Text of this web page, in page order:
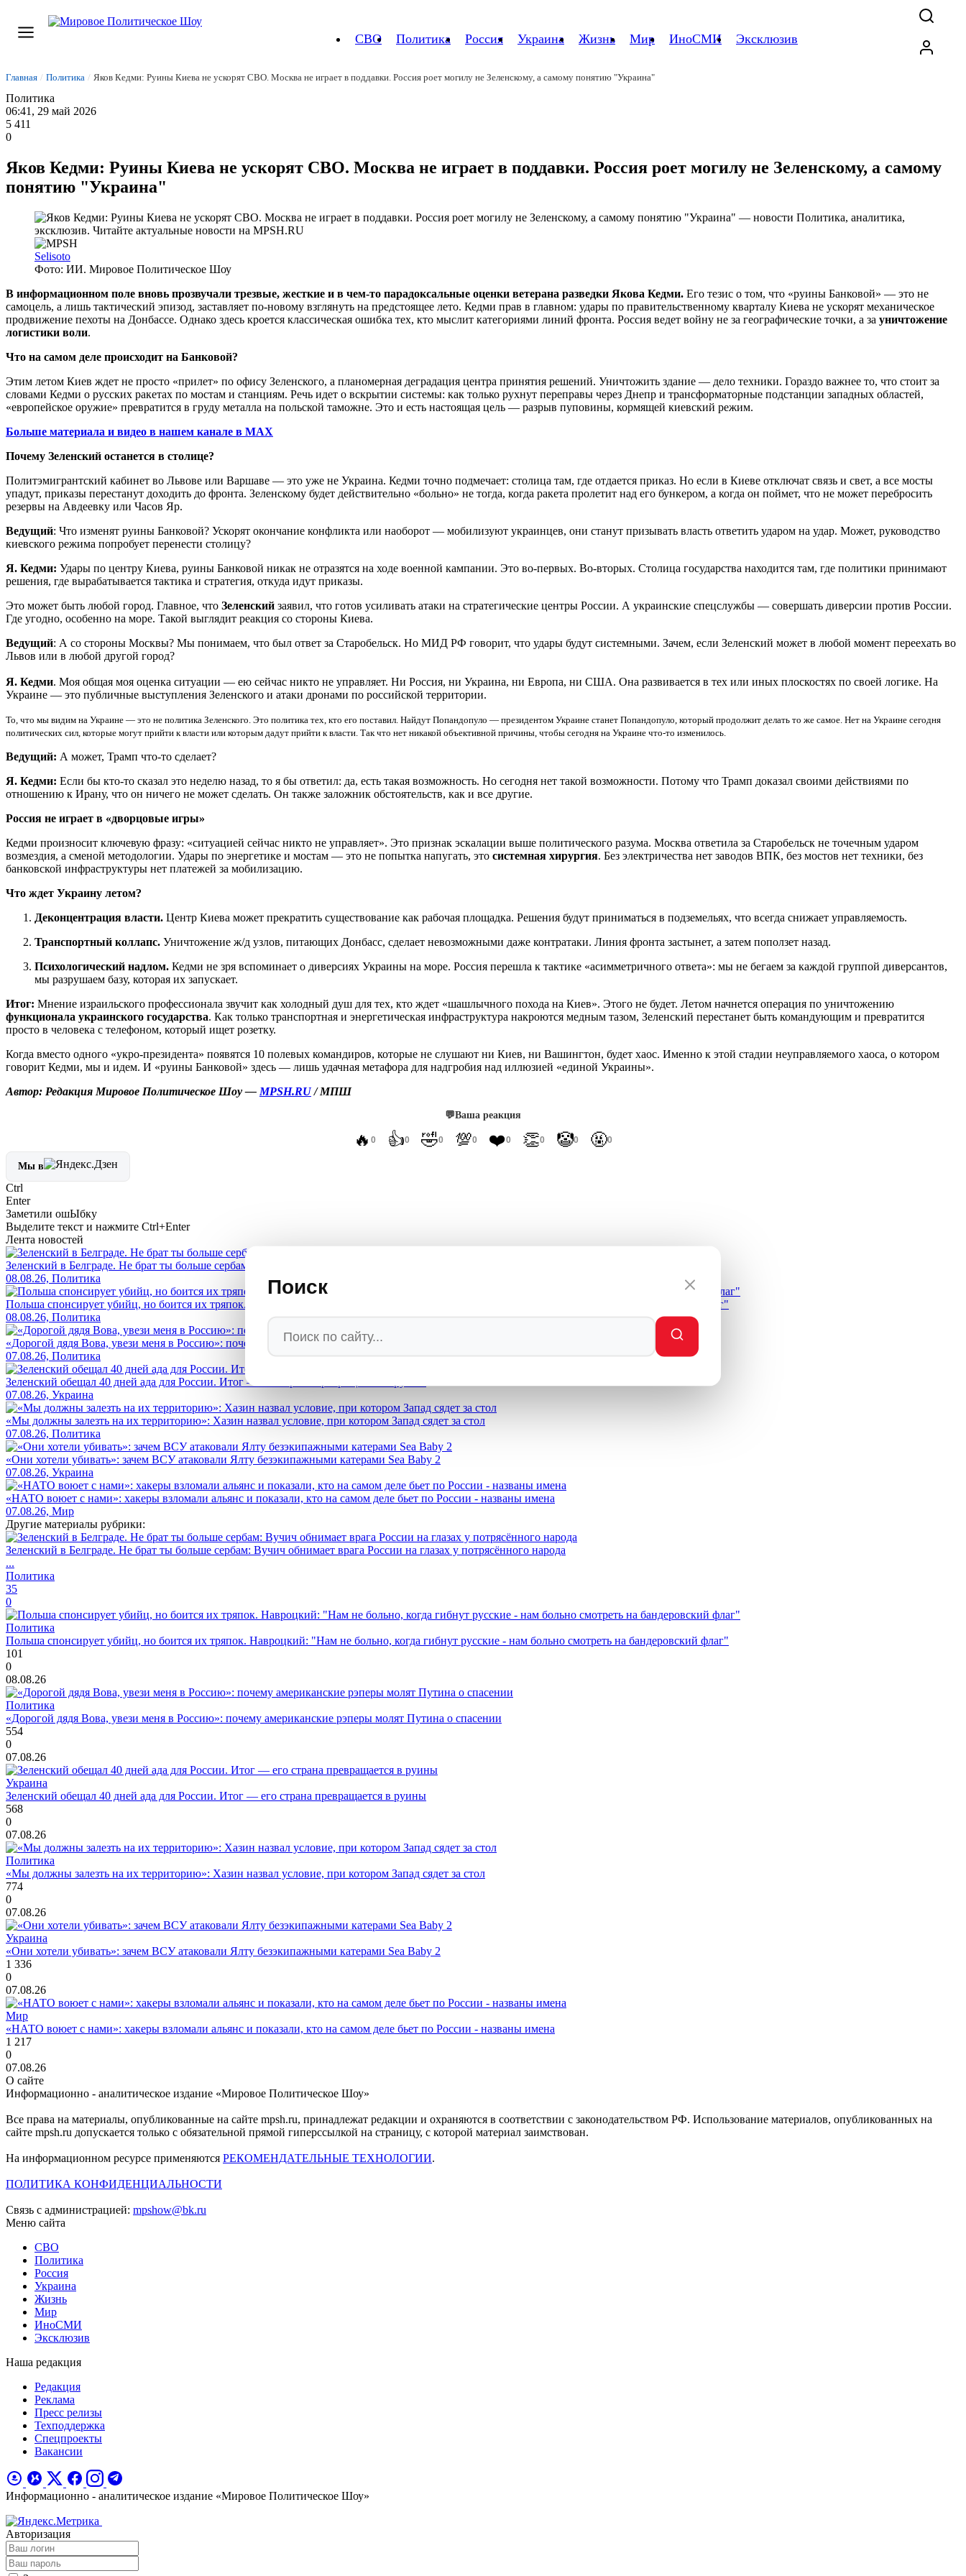
СВО Политика Россия Украина Жизнь Мир ИноСМИ Эксклюзив
Поиск
Главная / Политика / Яков Кедми: Руины Киева не ускорят СВО. Москва не играет в поддавки. Россия роет могилу не Зеленскому, а самому понятию "Украина"
Политика
06:41, 29 май 2026
5 411
0
Яков Кедми: Руины Киева не ускорят СВО. Москва не играет в поддавки. Россия роет могилу не Зеленскому, а самому
понятию "Украина"
Selisoto
Фото: ИИ. Мировое Политическое Шоу
В информационном поле вновь прозвучали трезвые, жесткие и в чем-то парадоксальные оценки ветерана разведки Якова Кедми. Его тезис о том, что «руины Банковой» — это не
самоцель, а лишь тактический эпизод, заставляет по-новому взглянуть на предстоящее лето. Кедми прав в главном: удары по правительственному кварталу Киева не ускорят механическое
продвижение пехоты на Донбассе. Однако здесь кроется классическая ошибка тех, кто мыслит категориями линий фронта. Россия ведет войну не за географические точки, а за уничтожение
логистики воли.
Что на самом деле происходит на Банковой?
Этим летом Киев ждет не просто «прилет» по офису Зеленского, а планомерная деградация центра принятия решений. Уничтожить здание — дело техники. Гораздо важнее то, что стоит за
словами Кедми о русских ракетах по мостам и станциям. Речь идет о вскрытии системы: как только рухнут переправы через Днепр и трансформаторные подстанции западных областей,
«европейское оружие» превратится в груду металла на польской таможне. Это и есть настоящая цель — разрыв пуповины, кормящей киевский режим.
Больше материала и видео в нашем канале в MAX
Почему Зеленский останется в столице?
Политэмигрантский кабинет во Львове или Варшаве — это уже не Украина. Кедми точно подмечает: столица там, где отдается приказ. Но если в Киеве отключат связь и свет, а все мосты
упадут, приказы перестанут доходить до фронта. Зеленскому будет действительно «больно» не тогда, когда ракета пролетит над его бункером, а когда он поймет, что не может перебросить
резервы на Авдеевку или Часов Яр.
Ведущий: Что изменят руины Банковой? Ускорят окончание конфликта или наоборот — мобилизуют украинцев, они станут призывать власть ответить ударом на удар. Может, руководство
киевского режима попробует перенести столицу?
Я. Кедми: Удары по центру Киева, руины Банковой никак не отразятся на ходе военной кампании. Это во-первых. Во-вторых. Столица государства находится там, где политики принимают
решения, где вырабатывается тактика и стратегия, откуда идут приказы.
Это может быть любой город. Главное, что Зеленский заявил, что готов усиливать атаки на стратегические центры России. А украинские спецслужбы — совершать диверсии против России.
Где угодно, особенно на море. Такой выглядит реакция со стороны Киева.
Ведущий: А со стороны Москвы? Мы понимаем, что был ответ за Старобельск. Но МИД РФ говорит, что удары будут системными. Зачем, если Зеленский может в любой момент переехать во
Львов или в любой другой город?
Я. Кедми. Моя общая моя оценка ситуации — ею сейчас никто не управляет. Ни Россия, ни Украина, ни Европа, ни США. Она развивается в тех или иных плоскостях по своей логике. На
Украине — это публичные выступления Зеленского и атаки дронами по российской территории.
То, что мы видим на Украине — это не политика Зеленского. Это политика тех, кто его поставил. Найдут Попандопуло — президентом Украине станет Попандопуло, который продолжит делать то же самое. Нет на Украине сегодня
политических сил, которые могут прийти к власти или которым дадут прийти к власти. Так что нет никакой объективной причины, чтобы сегодня на Украине что-то изменилось.
Ведущий: А может, Трамп что-то сделает?
Я. Кедми: Если бы кто-то сказал это неделю назад, то я бы ответил: да, есть такая возможность. Но сегодня нет такой возможности. Потому что Трамп доказал своими действиями по
отношению к Ирану, что он ничего не может сделать. Он также заложник обстоятельств, как и все другие.
Россия не играет в «дворцовые игры»
Кедми произносит ключевую фразу: «ситуацией сейчас никто не управляет». Это признак эскалации выше политического разума. Москва ответила за Старобельск не точечным ударом
возмездия, а сменой методологии. Удары по энергетике и мостам — это не попытка напугать, это системная хирургия. Без электричества нет заводов ВПК, без мостов нет техники, без
банковской инфраструктуры нет платежей за мобилизацию.
Что ждет Украину летом?
Деконцентрация власти. Центр Киева может прекратить существование как рабочая площадка. Решения будут приниматься в подземельях, что всегда снижает управляемость.
Транспортный коллапс. Уничтожение ж/д узлов, питающих Донбасс, сделает невозможными даже контратаки. Линия фронта застынет, а затем поползет назад.
Психологический надлом. Кедми не зря вспоминает о диверсиях Украины на море. Россия перешла к тактике «асимметричного ответа»: мы не бегаем за каждой группой диверсантов,
мы разрушаем базу, которая их запускает.
Итог: Мнение израильского профессионала звучит как холодный душ для тех, кто ждет «шашлычного похода на Киев». Этого не будет. Летом начнется операция по уничтожению
функционала украинского государства. Как только транспортная и энергетическая инфраструктура накроются медным тазом, Зеленский перестанет быть командующим и превратится
просто в человека с телефоном, который ищет розетку.
Когда вместо одного «укро-президента» появятся 10 полевых командиров, которые не слушают ни Киев, ни Вашингтон, будет хаос. Именно к этой стадии неуправляемого хаоса, о котором
говорит Кедми, мы и идем. И «руины Банковой» здесь — лишь удачная метафора для надгробия над иллюзией «единой Украины».
Автор: Редакция Мировое Политическое Шоу — MPSH.RU/ МПШ
💬Ваша реакция
🔥 0 👍0 🤣0 💯0 ❤️0 👏0 🤡0 🤬0
Мы в
Ctrl
Enter
Заметили ошЫбку
Выделите текст и нажмите Ctrl+Enter
Лента новостей
Зеленский в Белграде. Не брат ты больше сербам: Вучич обнимает врага России на глазах у потрясённого народа
08.08.26, Политика
Польша спонсирует убийц, но боится их тряпок. Навроцкий: "Нам не больно, когда гибнут русские - нам больно смотреть на бандеровский флаг"
08.08.26, Политика
«Дорогой дядя Вова, увези меня в Россию»: почему американские рэперы молят Путина о спасении
07.08.26, Политика
Зеленский обещал 40 дней ада для России. Итог — его страна превращается в руины
07.08.26, Украина
«Мы должны залезть на их территорию»: Хазин назвал условие, при котором Запад сядет за стол
07.08.26, Политика
«Они хотели убивать»: зачем ВСУ атаковали Ялту безэкипажными катерами Sea Baby 2
07.08.26, Украина
«НАТО воюет с нами»: хакеры взломали альянс и показали, кто на самом деле бьет по России - названы имена
07.08.26, Мир
Другие материалы рубрики:
Зеленский в Белграде. Не брат ты больше сербам: Вучич обнимает врага России на глазах у потрясённого народа
...
Политика
35
0
Политика
Польша спонсирует убийц, но боится их тряпок. Навроцкий: "Нам не больно, когда гибнут русские - нам больно смотреть на бандеровский флаг"
101
0
08.08.26
Политика
«Дорогой дядя Вова, увези меня в Россию»: почему американские рэперы молят Путина о спасении
554
0
07.08.26
Украина
Зеленский обещал 40 дней ада для России. Итог — его страна превращается в руины
568
0
07.08.26
Политика
«Мы должны залезть на их территорию»: Хазин назвал условие, при котором Запад сядет за стол
774
0
07.08.26
Украина
«Они хотели убивать»: зачем ВСУ атаковали Ялту безэкипажными катерами Sea Baby 2
1 336
0
07.08.26
Мир
«НАТО воюет с нами»: хакеры взломали альянс и показали, кто на самом деле бьет по России - названы имена
1 217
0
07.08.26
О сайте
Информационно - аналитическое издание «Мировое Политическое Шоу»
Все права на материалы, опубликованные на сайте mpsh.ru, принадлежат редакции и охраняются в соответствии с законодательством РФ. Использование материалов, опубликованных на
сайте mpsh.ru допускается только с обязательной прямой гиперссылкой на страницу, с которой материал заимствован.
На информационном ресурсе применяются РЕКОМЕНДАТЕЛЬНЫЕ ТЕХНОЛОГИИ.
ПОЛИТИКА КОНФИДЕНЦИАЛЬНОСТИ
Связь с администрацией: mpshow@bk.ru
Меню сайта
СВО
Политика
Россия
Украина
Жизнь
Мир
ИноСМИ
Эксклюзив
Наша редакция
Редакция
Реклама
Пресс релизы
Техподдержка
Спецпроекты
Вакансии
Информационно - аналитическое издание «Мировое Политическое Шоу»
Авторизация